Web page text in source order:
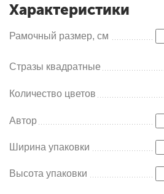
Характеристики
Рамочный размер, см
Стразы квадратные
Количество цветов
Автор
Ширина упаковки
Высота упаковки